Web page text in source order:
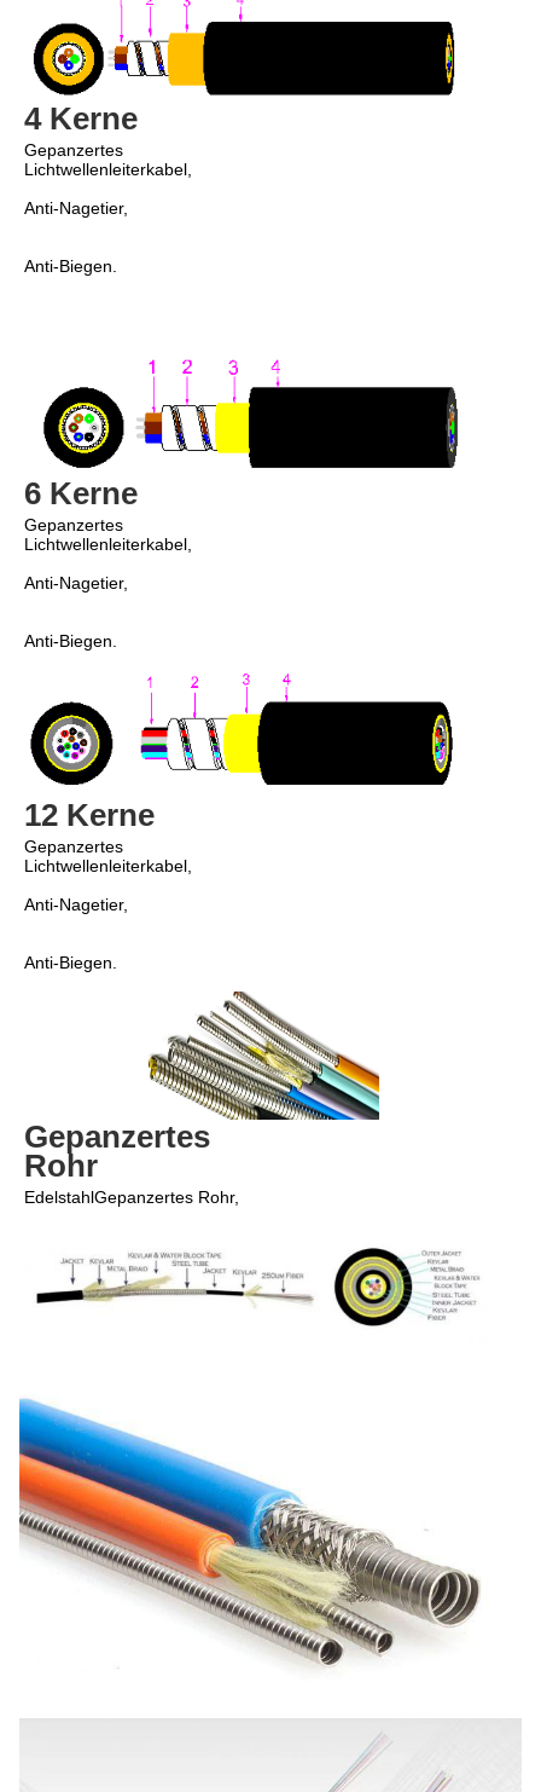
4 Kerne
Gepanzertes
Lichtwellenleiterkabel,
Anti-Nagetier,
Anti-Biegen.
6 Kerne
Gepanzertes
Lichtwellenleiterkabel,
Anti-Nagetier,
Anti-Biegen.
12 Kerne
Gepanzertes
Lichtwellenleiterkabel,
Anti-Nagetier,
Anti-Biegen.
Gepanzertes
Rohr
EdelstahlGepanzertes Rohr,